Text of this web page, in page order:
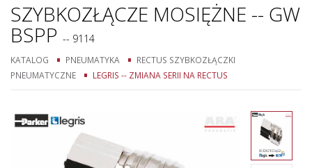
SZYBKOZŁĄCZE MOSIĘŻNE -- GW
BSPP -- 9114
KATALOG PNEUMATYKA
RECTUS SZYBKOZŁĄCZKI
PNEUMATYCZNE
LEGRIS -- ZMIANA SERII NA RECTUS